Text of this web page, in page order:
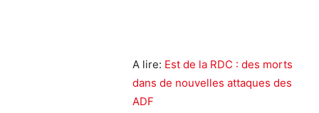
A lire: Est de la RDC : des morts
dans de nouvelles attaques des
ADF